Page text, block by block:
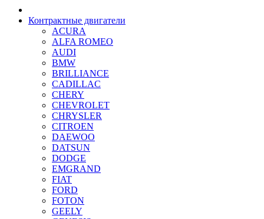
Контрактные двигатели
ACURA
ALFA ROMEO
AUDI
BMW
BRILLIANCE
CADILLAC
CHERY
CHEVROLET
CHRYSLER
CITROEN
DAEWOO
DATSUN
DODGE
EMGRAND
FIAT
FORD
FOTON
GEELY